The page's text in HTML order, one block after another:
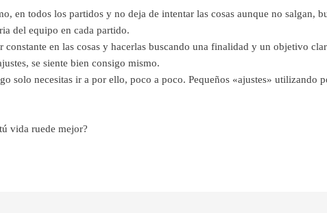
en todos los partidos y no deja de intentar las cosas aunque no salgan,
del equipo en cada partido.
constante en las cosas y hacerlas buscando una finalidad y un objetivo
se siente bien consigo mismo.
solo necesitas ir a por ello, poco a poco. Pequeños «ajustes» utilizando
vida ruede mejor?